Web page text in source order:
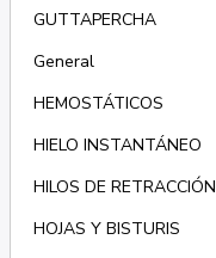
GUTTAPERCHA
General
HEMOSTÁTICOS
HIELO INSTANTÁNEO
HILOS DE RETRACCIÓN
HOJAS Y BISTURIS